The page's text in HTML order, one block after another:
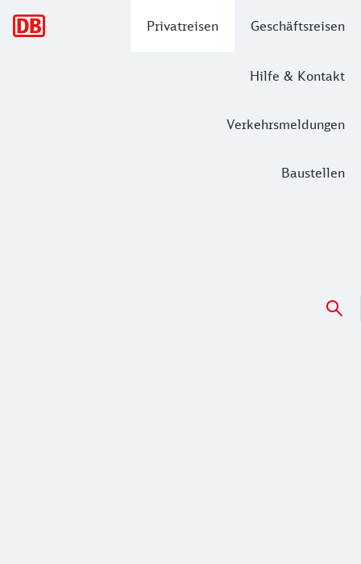
Privatreisen Geschäftsreisen
Hilfe & Kontakt
Verkehrsmeldungen
Baustellen